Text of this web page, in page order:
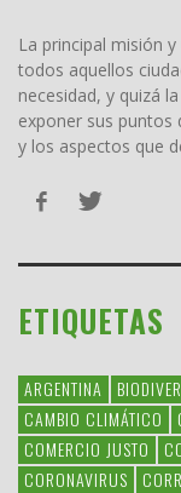
La principal misión
todos aquellos
necesidad, y quizá
exponer sus puntos
y los aspectos que
ETIQUETAS
ARGENTINA
CAMBIO CLIMÁTICO
COMERCIO JUSTO
CORONAVIRUS